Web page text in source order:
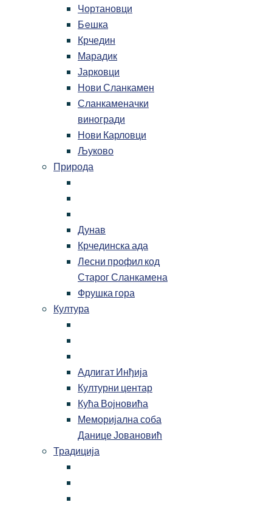
Чортановци
Бeшка
Крчедин
Марадик
Јарковци
Нови Сланкамен
Сланкаменачки
виногради
Нови Карловци
Љуково
Природа
Дунав
Крчединска ада
Лесни профил код
Старог Сланкамена
Фрушка гора
Култура
Адлигат Инђија
Културни центар
Кућа Војновића
Меморијална соба
Данице Јовановић
Традиција